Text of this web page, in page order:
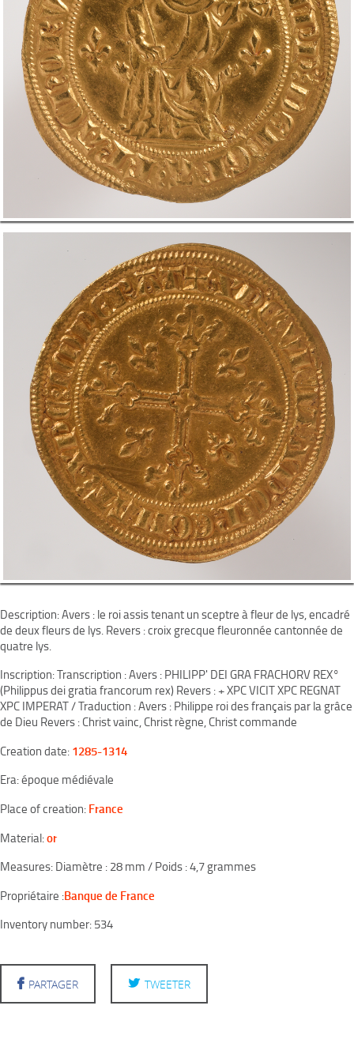
Description: Avers : le roi assis tenant un sceptre à fleur de lys, encadré
de deux fleurs de lys. Revers : croix grecque fleuronnée cantonnée de
quatre lys.
Inscription: Transcription : Avers : PHILIPP' DEI GRA FRACHORV REX°
(Philippus dei gratia francorum rex) Revers : + XPC VICIT XPC REGNAT
XPC IMPERAT / Traduction : Avers : Philippe roi des français par la grâce
de Dieu Revers : Christ vainc, Christ règne, Christ commande
Creation date:1285-1314
Era: époque médiévale
Place of creation:France
Material:or
Measures: Diamètre : 28 mm / Poids : 4,7 grammes
Propriétaire :Banque de France
Inventory number: 534
PARTAGER TWEETER